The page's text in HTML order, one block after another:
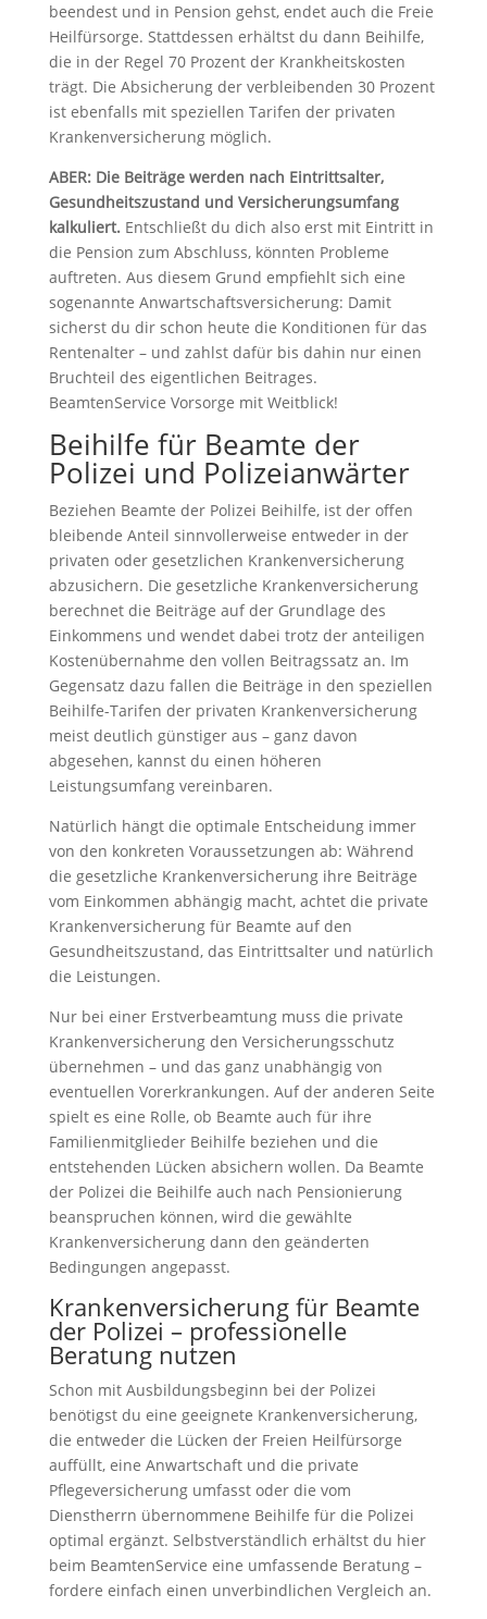
beendest und in Pension gehst, endet auch die Freie
Heilfürsorge. Stattdessen erhältst du dann Beihilfe,
die in der Regel 70 Prozent der Krankheitskosten
trägt. Die Absicherung der verbleibenden 30 Prozent
ist ebenfalls mit speziellen Tarifen der privaten
Krankenversicherung möglich.
ABER: Die Beiträge werden nach Eintrittsalter,
Gesundheitszustand und Versicherungsumfang
kalkuliert.Entschließt du dich also erst mit Eintritt in
die Pension zum Abschluss, könnten Probleme
auftreten. Aus diesem Grund empfiehlt sich eine
sogenannte Anwartschaftsversicherung: Damit
sicherst du dir schon heute die Konditionen für das
Rentenalter – und zahlst dafür bis dahin nur einen
Bruchteil des eigentlichen Beitrages.
BeamtenService Vorsorge mit Weitblick!
Beihilfe für Beamte der
Polizei und Polizeianwärter
Beziehen Beamte der Polizei Beihilfe, ist der offen
bleibende Anteil sinnvollerweise entweder in der
privaten oder gesetzlichen Krankenversicherung
abzusichern. Die gesetzliche Krankenversicherung
berechnet die Beiträge auf der Grundlage des
Einkommens und wendet dabei trotz der anteiligen
Kostenübernahme den vollen Beitragssatz an. Im
Gegensatz dazu fallen die Beiträge in den speziellen
Beihilfe-Tarifen der privaten Krankenversicherung
meist deutlich günstiger aus – ganz davon
abgesehen, kannst du einen höheren
Leistungsumfang vereinbaren.
Natürlich hängt die optimale Entscheidung immer
von den konkreten Voraussetzungen ab: Während
die gesetzliche Krankenversicherung ihre Beiträge
vom Einkommen abhängig macht, achtet die private
Krankenversicherung für Beamte auf den
Gesundheitszustand, das Eintrittsalter und natürlich
die Leistungen.
Nur bei einer Erstverbeamtung muss die private
Krankenversicherung den Versicherungsschutz
übernehmen – und das ganz unabhängig von
eventuellen Vorerkrankungen. Auf der anderen Seite
spielt es eine Rolle, ob Beamte auch für ihre
Familienmitglieder Beihilfe beziehen und die
entstehenden Lücken absichern wollen. Da Beamte
der Polizei die Beihilfe auch nach Pensionierung
beanspruchen können, wird die gewählte
Krankenversicherung dann den geänderten
Bedingungen angepasst.
Krankenversicherung für Beamte
der Polizei – professionelle
Beratung nutzen
Schon mit Ausbildungsbeginn bei der Polizei
benötigst du eine geeignete Krankenversicherung,
die entweder die Lücken der Freien Heilfürsorge
auffüllt, eine Anwartschaft und die private
Pflegeversicherung umfasst oder die vom
Dienstherrn übernommene Beihilfe für die Polizei
optimal ergänzt. Selbstverständlich erhältst du hier
beim BeamtenService eine umfassende Beratung –
fordere einfach einen unverbindlichen Vergleich an.